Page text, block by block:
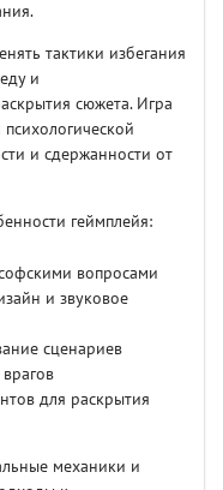
тактики избегания
и
сюжета. Игра
и сдержанности от
геймплейя:
вопросами
и звуковое
сценариев
для раскрытия
механики и